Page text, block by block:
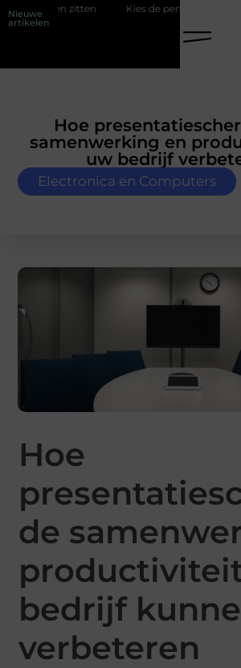
Nieuwe
artikelen
zitten Kies de perfecte tussenjas voor heren
Hoe
samenwerking en
uw bedrijf
Electronica en Computers
Hoe
de
bedrijf
verbeteren